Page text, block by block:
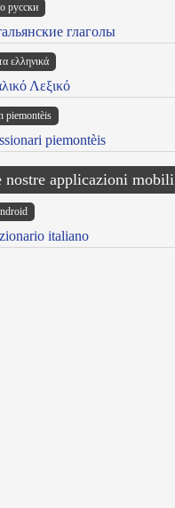
русски
глаголы
ελληνικά
Λεξικό
piemontèis
piemontèis
nostre applicazioni mobili
italiano